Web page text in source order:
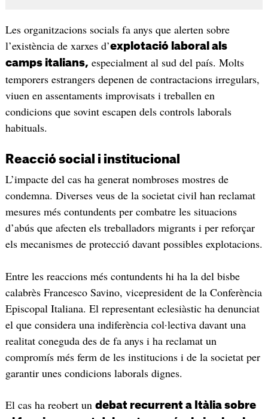
Les organitzacions socials fa anys que alerten sobre
l’existència de xarxes d’explotació laboral als
camps italians, especialment al sud del país. Molts
temporers estrangers depenen de contractacions irregulars,
viuen en assentaments improvisats i treballen en
condicions que sovint escapen dels controls laborals
habituals.
Reacció social i institucional
L’impacte del cas ha generat nombroses mostres de
condemna. Diverses veus de la societat civil han reclamat
mesures més contundents per combatre les situacions
d’abús que afecten els treballadors migrants i per reforçar
els mecanismes de protecció davant possibles explotacions.
Entre les reaccions més contundents hi ha la del bisbe
calabrès Francesco Savino, vicepresident de la Conferència
Episcopal Italiana. El representant eclesiàstic ha denunciat
el que considera una indiferència col·lectiva davant una
realitat coneguda des de fa anys i ha reclamat un
compromís més ferm de les institucions i de la societat per
garantir unes condicions laborals dignes.
El cas ha reobert un debat recurrent a Itàlia sobre